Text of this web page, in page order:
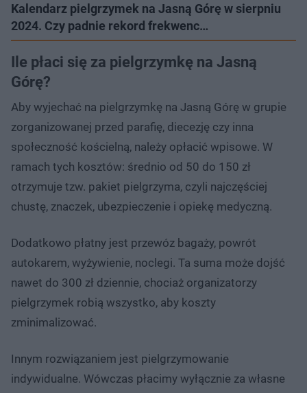
Kalendarz pielgrzymek na Jasną Górę w sierpniu
2024. Czy padnie rekord frekwenc…
Ile płaci się za pielgrzymkę na Jasną
Górę?
Aby wyjechać na pielgrzymkę na Jasną Górę w grupie
zorganizowanej przed parafię, diecezję czy inna
społeczność kościelną, należy opłacić wpisowe. W
ramach tych kosztów: średnio od 50 do 150 zł
otrzymuje tzw. pakiet pielgrzyma, czyli najczęściej
chustę, znaczek, ubezpieczenie i opiekę medyczną.
Dodatkowo płatny jest przewóz bagaży, powrót
autokarem, wyżywienie, noclegi. Ta suma może dojść
nawet do 300 zł dziennie, chociaż organizatorzy
pielgrzymek robią wszystko, aby koszty
zminimalizować.
Innym rozwiązaniem jest pielgrzymowanie
indywidualne. Wówczas płacimy wyłącznie za własne